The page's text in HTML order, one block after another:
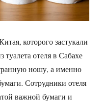
которого застукали
отеля в Сабахе
ношу, а именно
Сотрудники отеля
важной бумаги и